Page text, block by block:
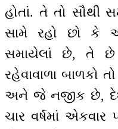
હોતાં. તે તો સૌથી
સામે રહો છો કે
સમાયેલાં છે, તે છે
રહેવાવાળા
અને જે નજીક છે, દેશ
ચાર વર્ષમાં